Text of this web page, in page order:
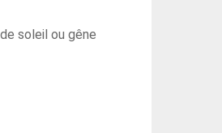
soleil ou gêne